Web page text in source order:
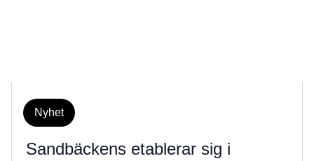
Nyhet
Sandbäckens etablerar sig i